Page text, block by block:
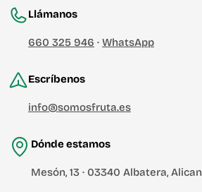
Llámanos
660 325 946 · WhatsApp
Escríbenos
info@somosfruta.es
Dónde estamos
Mesón, 13 · 03340 Albatera,